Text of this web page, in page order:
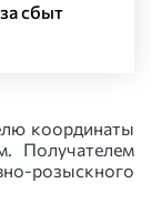
сбыт
координаты
Получателем
розыскного